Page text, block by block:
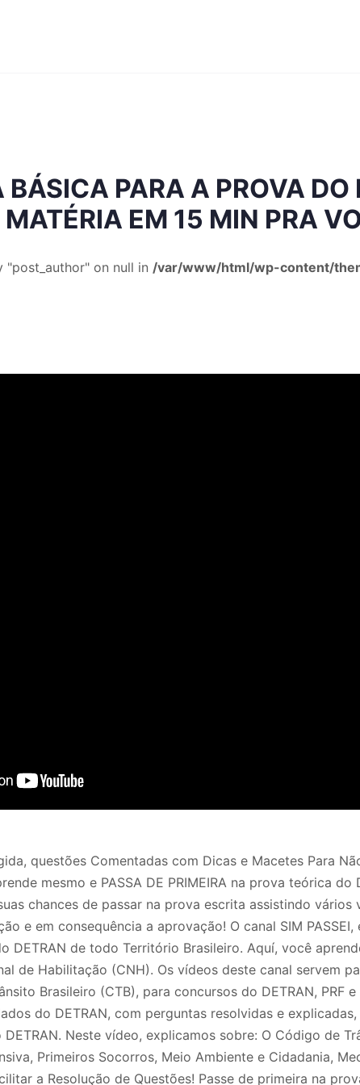
PARA A PROVA DO
EM 15 MIN PRA
on null in /var/www/html/wp-content/
questões Comentadas com Dicas e Macetes Para
mesmo e PASSA DE PRIMEIRA na prova teórica
chances de passar na prova escrita assistindo vários
e em consequência a aprovação! O canal SIM
DETRAN de todo Território Brasileiro. Aquí, você
de Habilitação (CNH). Os vídeos deste canal servem
Brasileiro (CTB), para concursos do DETRAN, PRF
do DETRAN, com perguntas resolvidas e
Neste vídeo, explicamos sobre: O Código de
Primeiros Socorros, Meio Ambiente e Cidadania,
a Resolução de Questões! Passe de primeira na